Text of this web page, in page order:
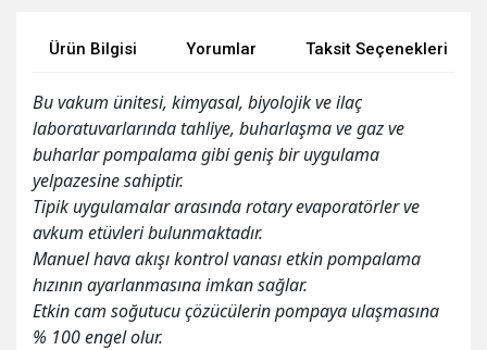
Ürün Bilgisi Yorumlar Taksit Seçenekleri
Bu vakum ünitesi, kimyasal, biyolojik ve ilaç
laboratuvarlarında tahliye, buharlaşma ve gaz ve
buharlar pompalama gibi geniş bir uygulama
yelpazesine sahiptir.
Tipik uygulamalar arasında rotary evaporatörler ve
avkum etüvleri bulunmaktadır.
Manuel hava akışı kontrol vanası etkin pompalama
hızının ayarlanmasına imkan sağlar.
Etkin cam soğutucu çözücülerin pompaya ulaşmasına
% 100 engel olur.